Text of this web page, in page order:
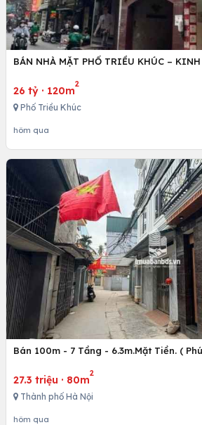
BÁN NHÀ MẶT PHỐ TRIỀU KHÚC –
26 tỷ · 120m
2
Phố Triều Khúc
hôm qua
Bán 100m - 7 Tầng - 6.3m.Mặt Tiền. (
27.3 triệu · 80m
2
Thành phố Hà Nội
hôm qua